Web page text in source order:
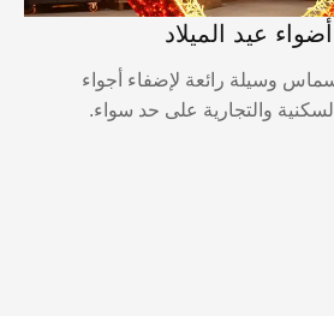
عيد الميلاد
وسيلة رائعة لإضفاء أجواء
والتجارية على حد سواء.